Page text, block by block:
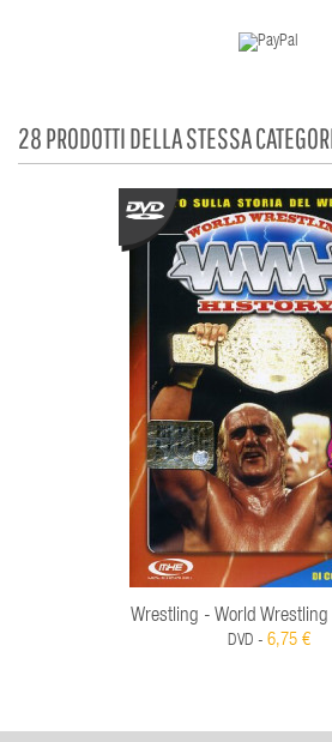
28 PRODOTTI DELLA STESSA
Wrestling - World
DVD - 6,75 €